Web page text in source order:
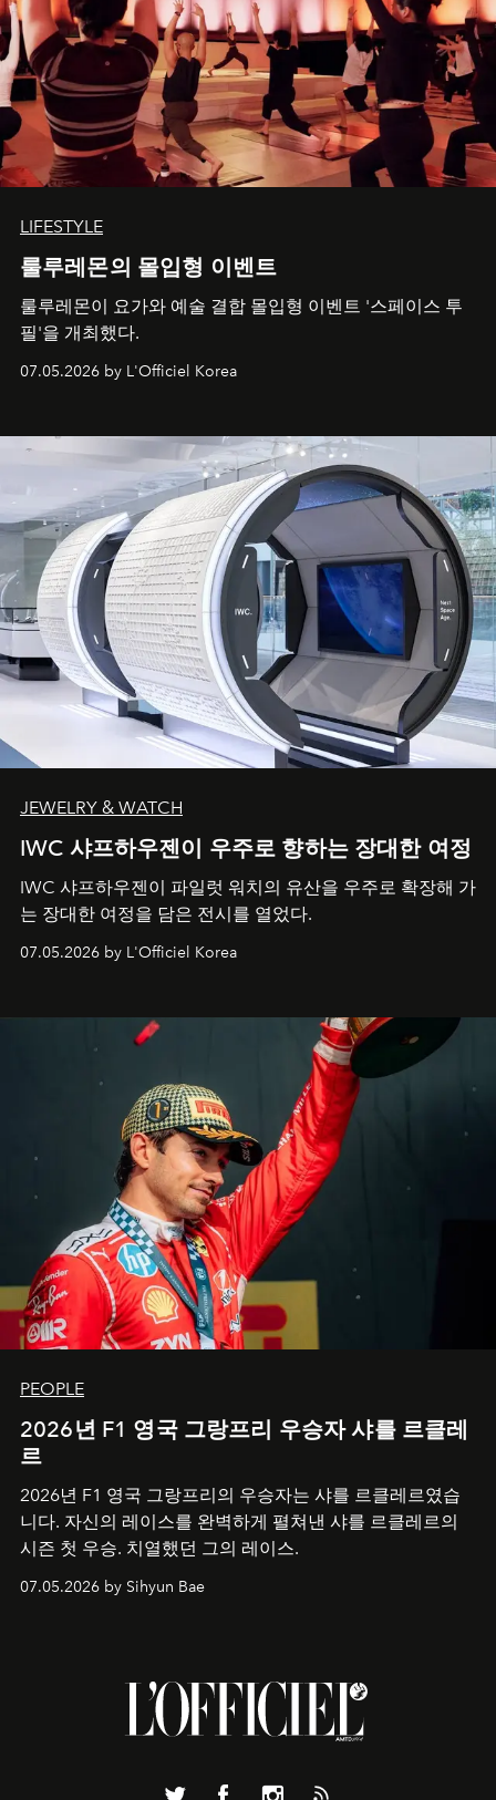
LIFESTYLE
룰루레몬의 몰입형 이벤트
룰루레몬이 요가와 예술 결합 몰입형 이벤트 '스페이스 투
필'을 개최했다.
07.05.2026 by L'Officiel Korea
JEWELRY & WATCH
IWC 샤프하우젠이 우주로 향하는 장대한 여정
IWC 샤프하우젠이 파일럿 워치의 유산을 우주로 확장해 가
는 장대한 여정을 담은 전시를 열었다.
07.05.2026 by L'Officiel Korea
PEOPLE
2026년 F1 영국 그랑프리 우승자 샤를 르클레
르
2026년 F1 영국 그랑프리의 우승자는 샤를 르클레르였습
니다. 자신의 레이스를 완벽하게 펼쳐낸 샤를 르클레르의
시즌 첫 우승. 치열했던 그의 레이스.
07.05.2026 by Sihyun Bae